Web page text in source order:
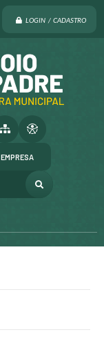
LOGIN / CADASTRO
EMPRESA